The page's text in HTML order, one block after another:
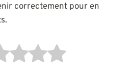
correctement pour en